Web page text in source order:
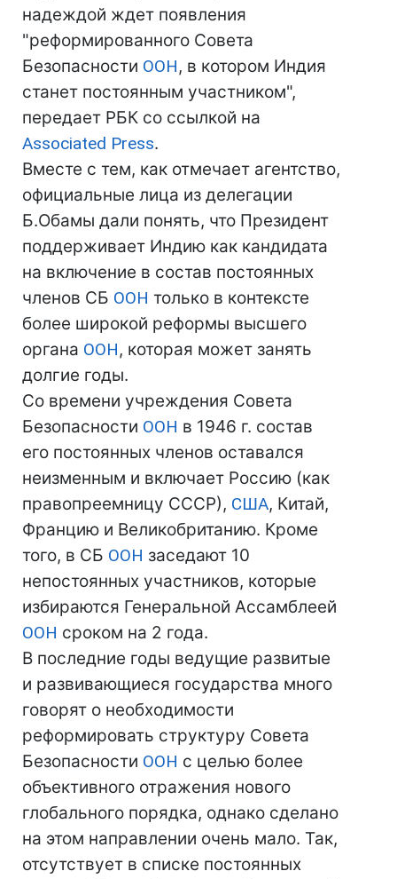
надеждой ждет появления
"реформированного Совета
Безопасности ООН, в котором Индия
станет постоянным участником",
передает РБК со ссылкой на
Associated Press.
Вместе с тем, как отмечает агентство,
официальные лица из делегации
Б.Обамы дали понять, что Президент
поддерживает Индию как кандидата
на включение в состав постоянных
членов СБ ООН только в контексте
более широкой реформы высшего
органа ООН, которая может занять
долгие годы.
Со времени учреждения Совета
Безопасности ООН в 1946 г. состав
его постоянных членов оставался
неизменным и включает Россию (как
правопреемницу СССР), США, Китай,
Францию и Великобританию. Кроме
того, в СБ ООН заседают 10
непостоянных участников, которые
избираются Генеральной Ассамблеей
ООН сроком на 2 года.
В последние годы ведущие развитые
и развивающиеся государства много
говорят о необходимости
реформировать структуру Совета
Безопасности ООН с целью более
объективного отражения нового
глобального порядка, однако сделано
на этом направлении очень мало. Так,
отсутствует в списке постоянных